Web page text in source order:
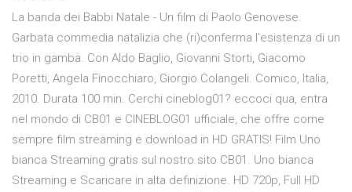
La banda dei Babbi Natale - Un film di Paolo Genovese.
Garbata commedia natalizia che (ri)conferma l'esistenza di un
trio in gamba. Con Aldo Baglio, Giovanni Storti, Giacomo
Poretti, Angela Finocchiaro, Giorgio Colangeli. Comico, Italia,
2010. Durata 100 min. Cerchi cineblog01? eccoci qua, entra
nel mondo di CB01 e CINEBLOG01 ufficiale, che offre come
sempre film streaming e download in HD GRATIS! Film Uno
bianca Streaming gratis sul nostro sito CB01. Uno bianca
Streaming e Scaricare in alta definizione. HD 720p, Full HD